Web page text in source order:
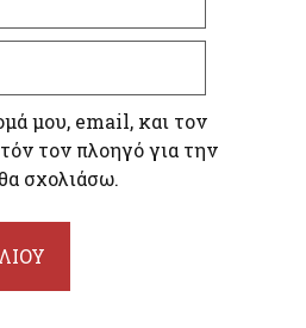
μου, email, και τον
τον πλοηγό για την
σχολιάσω.